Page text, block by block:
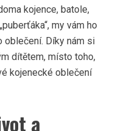
kojence, batole,
my vám ho
Díky nám si
dítětem, místo toho,
kojenecké oblečení
a